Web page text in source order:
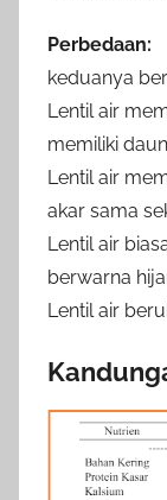
Perbedaan:
keduanya
Lentil air
memiliki
Lentil air
akar sama
Lentil air
berwarna
Lentil air